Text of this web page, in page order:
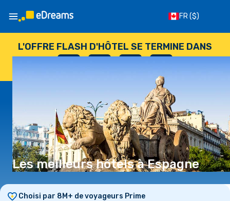
FR($)
L'OFFRE FLASH D'HÔTEL SE TERMINE DANS
-- : -- : -- : --
Les meilleurs hôtels à Espagne
Choisi par 8M+ de voyageurs Prime